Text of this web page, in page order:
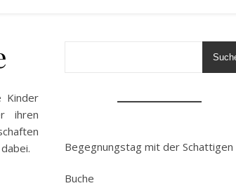
Kinder
ihren
Begegnungstag mit der Schattigen
Buche